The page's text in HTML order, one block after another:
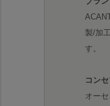
製/加
す。
コン
オー